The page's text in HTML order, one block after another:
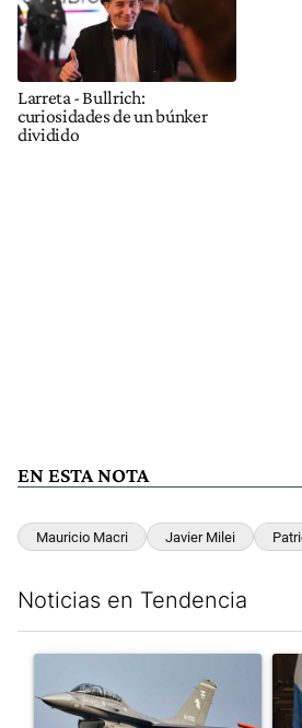
Larreta - Bullrich:
curiosidades de un búnker
dividido
EN ESTA NOTA
Mauricio Macri Javier Milei
Noticias en Tendencia
Un artículo de tendencia con el